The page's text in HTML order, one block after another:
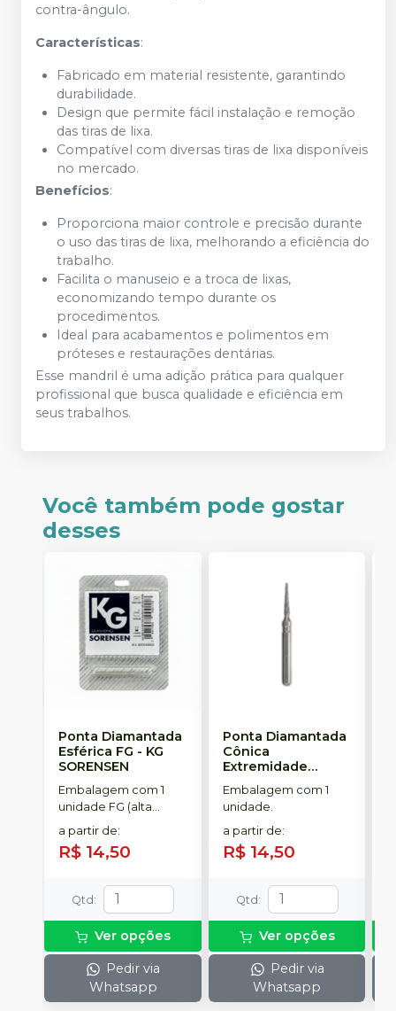
contra-ângulo.
Características:
Fabricado em material resistente, garantindo
durabilidade.
Design que permite fácil instalação e remoção
das tiras de lixa.
Compatível com diversas tiras de lixa disponíveis
no mercado.
Benefícios:
Proporciona maior controle e precisão durante
o uso das tiras de lixa, melhorando a eficiência do
trabalho.
Facilita o manuseio e a troca de lixas,
economizando tempo durante os
procedimentos.
Ideal para acabamentos e polimentos em
próteses e restaurações dentárias.
Esse mandril é uma adição prática para qualquer
profissional que busca qualidade e eficiência em
seus trabalhos.
Você também pode gostar
desses
Ponta Diamantada
Esférica FG - KG
SORENSEN
Embalagem com 1
unidade FG (alta
rotação).
a partir de:
R$ 14,50
Qtd :
Ver opções
Pedir via
Whatsapp
Ponta Diamantada
Cônica
Extremidade
Arredondada FG
KG SORENSEN
Embalagem com 1
unidade.
a partir de:
R$ 14,50
Qtd :
Ver opções
Pedir via
Whatsapp